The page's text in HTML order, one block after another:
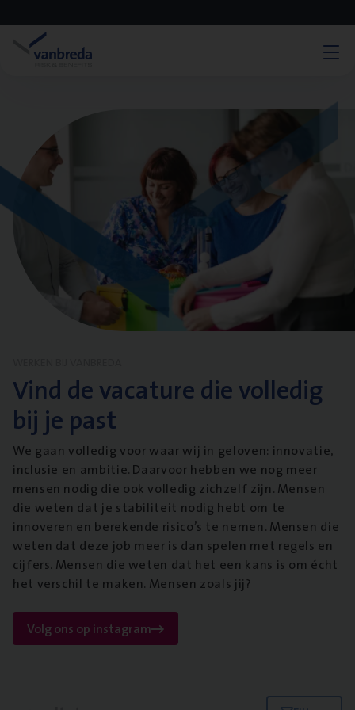
Vind de vacature die volledig
bij je past
We gaan volledig voor waar wij in geloven: innovatie,
inclusie en ambitie. Daarvoor hebben we nog meer
mensen nodig die ook volledig zichzelf zijn. Mensen
die weten dat je stabiliteit nodig hebt om te
innoveren en berekende risico’s te nemen. Mensen die
weten dat deze job meer is dan spelen met regels en
cijfers. Mensen die weten dat het een kans is om écht
het verschil te maken. Mensen zoals jij?
Volg ons op instagram